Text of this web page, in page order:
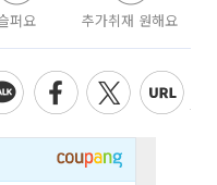
퍼요 추가취재 원해요